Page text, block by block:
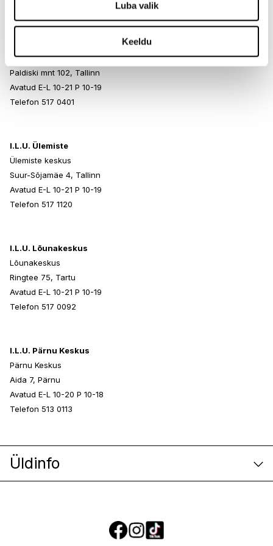
Luba valik
Keeldu
Rocca al Mare Kaubanduskeskus
Paldiski mnt 102, Tallinn
Avatud E-L 10-21 P 10-19
Telefon 517 0401
I.L.U. Ülemiste
Ülemiste keskus
Suur-Sõjamäe 4, Tallinn
Avatud E-L 10-21 P 10-19
Telefon 517 1120
I.L.U. Lõunakeskus
Lõunakeskus
Ringtee 75, Tartu
Avatud E-L 10-21 P 10-19
Telefon 517 0092
I.L.U. Pärnu Keskus
Pärnu Keskus
Aida 7, Pärnu
Avatud E-L 10-20 P 10-18
Telefon 513 0113
Üldinfo